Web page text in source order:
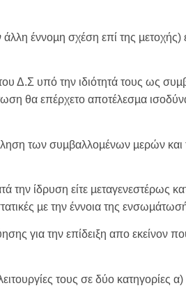
έννοµη σχέση επί της
Δ.Σ υπό την ιδιότητά τους ως
θα επέρχετο αποτέλεσµα
των συµβαλλοµένων µερών και
ίδρυση είτε µεταγενεστέρως
µε την έννοια της
για την επίδειξη απο εκείνον
τους σε δύο κατηγορίες